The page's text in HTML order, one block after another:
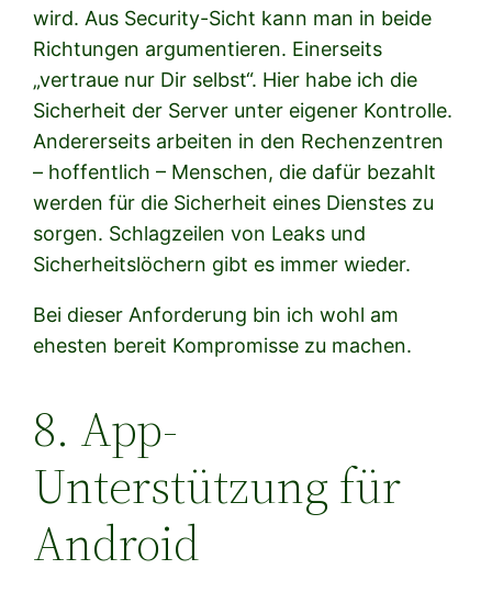
wird. Aus Security-Sicht kann man in beide
Richtungen argumentieren. Einerseits
„vertraue nur Dir selbst“. Hier habe ich die
Sicherheit der Server unter eigener Kontrolle.
Andererseits arbeiten in den Rechenzentren
– hoffentlich – Menschen, die dafür bezahlt
werden für die Sicherheit eines Dienstes zu
sorgen. Schlagzeilen von Leaks und
Sicherheitslöchern gibt es immer wieder.
Bei dieser Anforderung bin ich wohl am
ehesten bereit Kompromisse zu machen.
8. App-
Unterstützung für
Android